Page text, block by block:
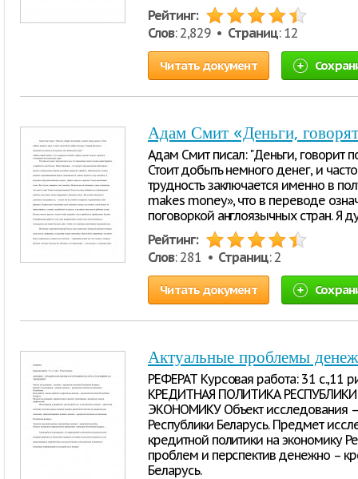
Рейтинг:
Слов: 2,829 • Страниц: 12
Читать документ
Адам Смит «Деньги,
Адам Смит писал: "Деньги, говорит
Стоит добыть немного денег, и
трудность заключается именно в
makes money», что в переводе
поговоркой англоязычных стран. Я
Рейтинг:
Слов: 281 • Страниц: 2
Читать документ
Актуальные проблемы
РЕФЕРАТ Курсовая работа: 31 с.,11
КРЕДИТНАЯ ПОЛИТИКА РЕСПУБЛИКИ
ЭКОНОМИКУ Объект исследования
Республики Беларусь. Предмет
кредитной политики на экономику
проблем и перспектив денежно –
Беларусь.